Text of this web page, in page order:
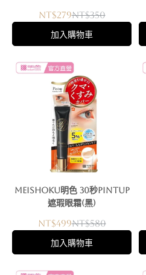
NT$279NT$350
加入購物車
Meishoku明色 30秒Pintup
遮瑕眼霜(黑)
NT$499NT$580
加入購物車